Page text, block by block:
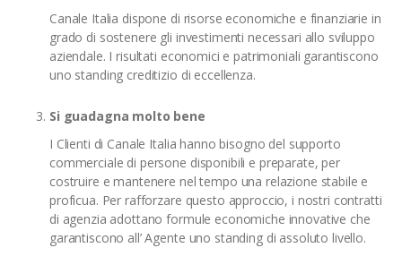
Canale Italia dispone di risorse economiche e finanziarie in
grado di sostenere gli investimenti necessari allo sviluppo
aziendale. I risultati economici e patrimoniali garantiscono
uno standing creditizio di eccellenza.
Si guadagna molto bene
I Clienti di Canale Italia hanno bisogno del supporto
commerciale di persone disponibili e preparate, per
costruire e mantenere nel tempo una relazione stabile e
proficua. Per rafforzare questo approccio, i nostri contratti
di agenzia adottano formule economiche innovative che
garantiscono all’ Agente uno standing di assoluto livello.